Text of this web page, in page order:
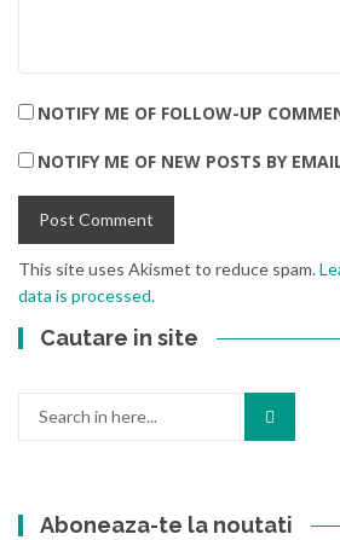
NOTIFY ME OF FOLLOW-UP
NOTIFY ME OF NEW POSTS BY
This site uses Akismet to reduce spam.
data is processed.
Cautare in site
Aboneaza-te la noutati